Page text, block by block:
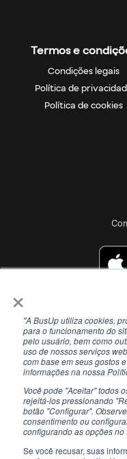
×
"A BusUp utiliza cookies,
para o funcionamento do
pelo usuário, bem como
uso de nossos serviços
com base em seus gostos
informações na nossa
Você pode "Aceitar" todos
rejeitá-los pressionando
botão "Configurar".
consentimento ou
configurando as opções no
Se você recusar, suas
Termos e
Condições legais
Política de
Política de cookies